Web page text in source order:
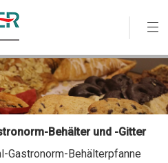
Behälter und -Gitter
Gastronorm-Behälterpfanne